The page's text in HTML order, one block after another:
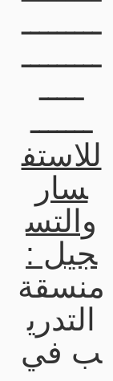
ـــــــــ
ـــــــــ
ـــــ
ـــــــ
للاستف
سار
والتس
جيل :
منسقة
التدري
ب في